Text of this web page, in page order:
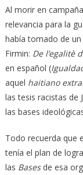
Al morir en
relevancia para la
había tomado de
Firmin: De l’egalitè
en español (
aquel haitiano
las tesis racistas de
las bases
Todo recuerda que
tenía el plan de
las Bases de esa